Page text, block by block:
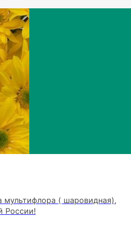
мультифлора ( шаровидная),
России!